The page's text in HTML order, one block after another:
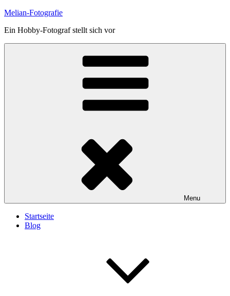
Skip
content
Melian-Fotografie
Ein Hobby-Fotograf stellt sich vor
Menu
Startseite
Blog